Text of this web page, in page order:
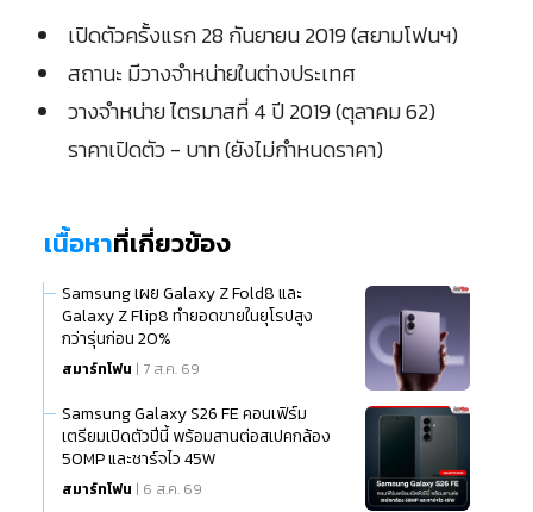
เปิดตัวครั้งแรก 28 กันยายน 2019 (สยามโฟนฯ)
สถานะ มีวางจำหน่ายในต่างประเทศ
วางจำหน่าย ไตรมาสที่ 4 ปี 2019 (ตุลาคม 62)
ราคาเปิดตัว - บาท (ยังไม่กำหนดราคา)
เนื้อหาที่เกี่ยวข้อง
Samsung เผย Galaxy Z Fold8 และ
Galaxy Z Flip8 ทำยอดขายในยุโรปสูง
กว่ารุ่นก่อน 20%
สมาร์ทโฟน | 7 ส.ค. 69
Samsung Galaxy S26 FE คอนเฟิร์ม
เตรียมเปิดตัวปีนี้ พร้อมสานต่อสเปคกล้อง
50MP และชาร์จไว 45W
สมาร์ทโฟน | 6 ส.ค. 69